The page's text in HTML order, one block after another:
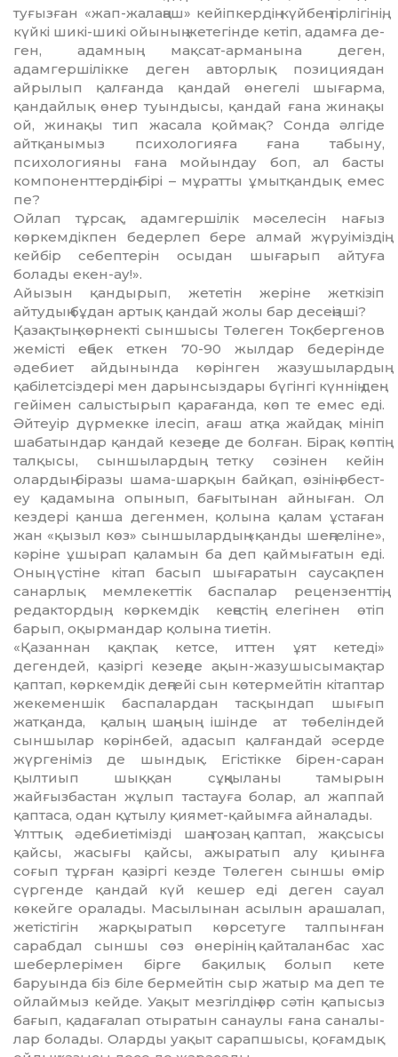
туғызған «жап-жалаңаш» кейiпкердiң күйбең тiрлiгiнiң,
күйкi шикi-шикi ойының жетегiнде кетiп, адамға де­
ген, адамның мақсат-арманына деген,
адамгершiлiкке деген авторлық позициядан
айрылып қалғанда қандай өнегелi шығарма,
қандайлық өнер туындысы, қандай ғана жинақы
ой, жинақы тип жасала қоймақ? Сонда әлгiде
айтқанымыз психологияға ғана табыну,
психологияны ғана мойындау боп, ал басты
компо­нент­тердiң бiрi – мұратты ұмытқандық емес
пе?
Ойлап тұрсақ, адамгершiлiк мәселесiн нағыз
көркемдiкпен бедерлеп бере алмай жүруiмiздiң
кейбiр себептерiн осыдан шығарып айтуға
болады екен-ау!».
Айызын қандырып, жететiн жерiне жет­кiзiп
айтудың бұдан артық қандай жо­лы бар десеңiзшi?
Қазақтың көрнектi сыншысы Төлеген Тоқбергенов
жемiстi еңбек еткен 70-90 жылдар бедерiнде
әдебиет айдынында көрiнген жазушылардың
қабiлетсiздерi мен дарынсыздары бүгiнгi күннiң дең­
гейi­мен салыстырып қарағанда, көп те емес едi.
Әйтеуiр дүрмекке iлесiп, ағаш атқа жай­дақ мiнiп
шабатындар қандай кезең­де де болған. Бiрақ көптiң
талқысы, сын­шылардың тетку сөзiнен кейiн
олардың бiразы шама-шарқын байқап, өзiнiң әбес­т­
еу қадамына опынып, бағытынан ай­ныған. Ол
кездерi қанша дегенмен, қо­лына қалам ұстаған
жан «қызыл көз» сын­шылардың «қанды шеңгелiне»,
кәрiне ұшы­рап қаламын ба деп қаймығатын едi.
Оның үстiне кiтап басып шығаратын сау­сақпен
санарлық мемлекеттiк баспалар рецензенттiң,
редактордың, көркемдік кеңестiң елегiнен өтiп
барып, оқырмандар қолына тиетiн.
«Қазаннан қақпақ кетсе, иттен ұят ке­тедi»
дегендей, қазiргi кезеңде ақын-жазушысымақтар
қаптап, көркемдiк дең­гейi сын көтермейтiн кiтаптар
же­ке­мен­шiк баспалардан тасқындап шығып
жатқанда, қалың шаңның iшiнде ат тө­бе­лiндей
сыншылар көрiнбей, адасып қал­ған­дай әсерде
жүргенiмiз де шындық. Егiс­тiкке бiрен-саран
қылтиып шыққан сұң­қыланы тамырын
жайғызбастан жұ­лып тастауға болар, ал жаппай
қаптаса, одан құтылу қиямет-қайымға айналады.
Ұлттық әдебиетiмiздi шаң-тозаң қап­тап, жақсысы
қайсы, жасығы қайсы, ажы­­­ратып алу қиынға
соғып тұрған қа­зiр­гi кезде Төлеген сыншы өмiр
сүргенде қандай күй кешер едi деген сауал
көкейге ора­лады. Масылынан асылын арашалап,
же­тiстiгiн жарқыратып көрсетуге талпын­ған
сарабдал сыншы сөз өнерiнiң қайта­лан­бас хас
шеберлерiмен бiрге бақилық бо­лып кете
баруында бiз бiле бермейтiн сыр жатыр ма деп те
ойлаймыз кейде. Уа­қыт мезгiлдiң әр сәтiн қапысыз
бағып, қа­дағалап отыратын санаулы ғана сана­лы­
лар болады. Оларды уақыт сарапшысы, қоғамдық